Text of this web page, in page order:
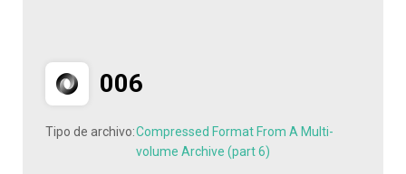
006
Tipo de archivo:Compressed Format From A Multi-
volume Archive (part 6)